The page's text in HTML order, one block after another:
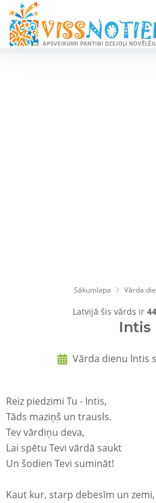
Sākumlapa Vārda
Latvijā šis vārds ir 44
Intis
Vārda dienu Intis
Reiz piedzimi Tu - Intis,
Tāds maziņš un trausls.
Tev vārdiņu deva,
Lai spētu Tevi vārdā saukt
Un šodien Tevi sumināt!
Kaut kur, starp debesīm un zemi,